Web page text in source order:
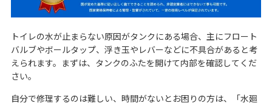
トイレの水が止まらない原因がタンクにある場合、主にフロート
バルブやボールタップ、浮き玉やレバーなどに不具合があると考
えられます。まずは、タンクのふたを開けて内部を確認してくだ
さい。
自分で修理するのは難しい、時間がないとお困りの方は、「水廻